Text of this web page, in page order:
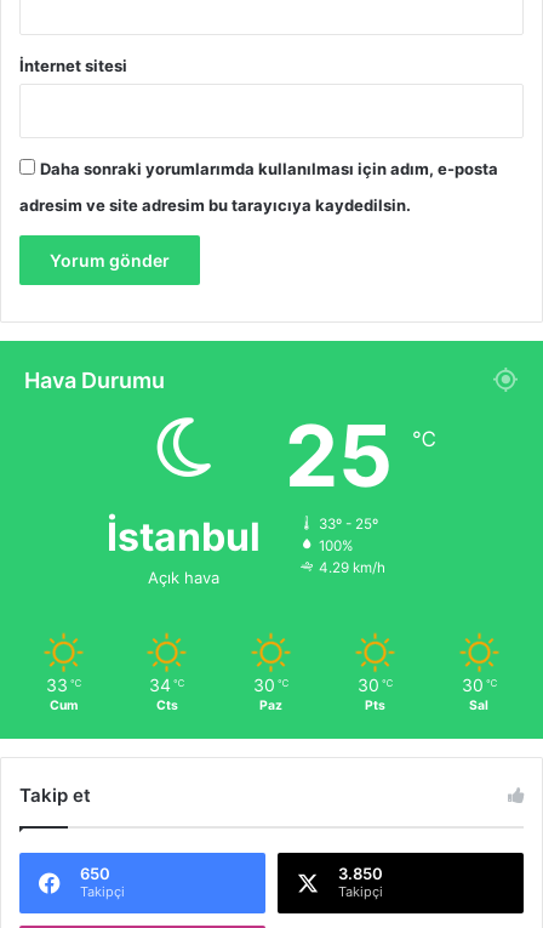
İnternet sitesi
Daha sonraki yorumlarımda kullanılması için adım, e-posta
adresim ve site adresim bu tarayıcıya kaydedilsin.
Hava Durumu
İstanbul
Açık hava
25 ℃
33º - 25º
100%
4.29 km/h
33 ℃
Cum
34 ℃
Cts
30 ℃
Paz
30 ℃
Pts
30 ℃
Sal
Takip et
650
Takipçi
3.850
Takipçi